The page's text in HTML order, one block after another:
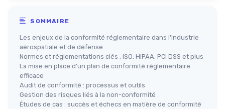
SOMMAIRE
Les enjeux de la conformité réglementaire dans l'industrie
aérospatiale et de défense
Normes et réglementations clés : ISO, HIPAA, PCI DSS et plus
La mise en place d'un plan de conformité réglementaire
efficace
Audit de conformité : processus et outils
Gestion des risques liés à la non-conformité
Études de cas : succès et échecs en matière de conformité